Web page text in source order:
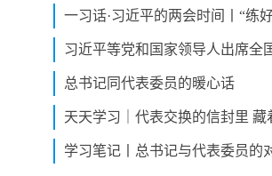
总书记同代表委员的暖心话
天天学习｜代表交换的信封里 藏
学习笔记丨总书记与代表委员的